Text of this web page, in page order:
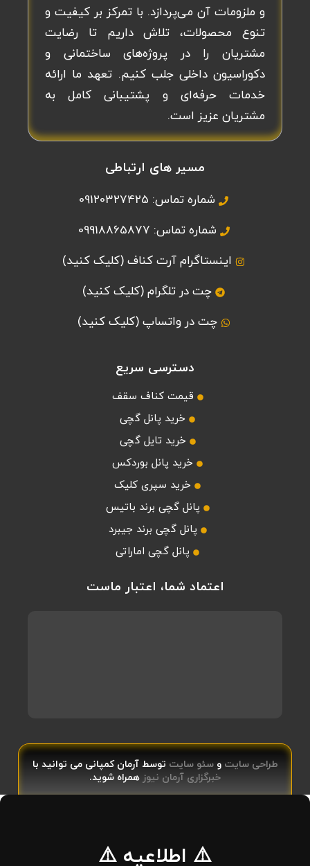
و ملزومات آن می‌پردازد. با تمرکز بر کیفیت و
تنوع محصولات، تلاش داریم تا رضایت
مشتریان را در پروژه‌های ساختمانی و
دکوراسیون داخلی جلب کنیم. تعهد ما ارائه
خدمات حرفه‌ای و پشتیبانی کامل به
مشتریان عزیز است.
مسیر های ارتباطی
شماره تماس: 09120327425
شماره تماس: 09918865877
اینستاگرام آرت کناف (کلیک کنید)
چت در تلگرام (کلیک کنید)
چت در واتساپ (کلیک کنید)
دسترسی سریع
قیمت کناف سقف
خرید پانل گچی
خرید تایل گچی
خرید پانل بوردکس
خرید سپری کلیک
پانل گچی برند باتیس
پانل گچی برند جیبرد
پانل گچی اماراتی
اعتماد شما، اعتبار ماست
طراحی سایت وسئو سایت توسط آرمان کمپانی می توانید با
خبرگزاری آرمان نیوز همراه شوید.
⚠️ اطلاعیه ⚠️